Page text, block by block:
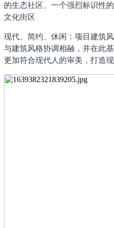
的生态社区、一个强烈标识性
文化街区
现代、简约、休闲：项目建筑
与建筑风格协调相融，并在此
更加符合现代人的审美，打造